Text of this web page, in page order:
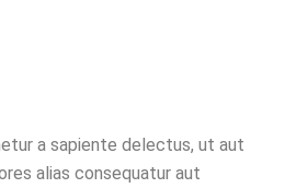
a sapiente delectus, ut aut
alias consequatur aut